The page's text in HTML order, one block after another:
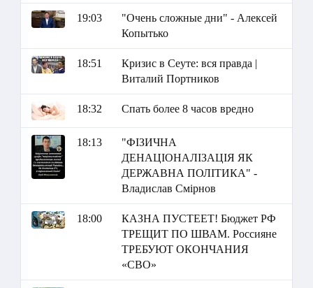
19:03
"Очень сложные дни" - Алексей
Копытько
18:51
Кризис в Сеуте: вся правда |
Виталий Портников
18:32 Спать более 8 часов вредно
18:13
"ФІЗИЧНА
ДЕНАЦІОНАЛІЗАЦІЯ ЯК
ДЕРЖАВНА ПОЛІТИКА" -
Владислав Смірнов
18:00
КАЗНА ПУСТЕЕТ! Бюджет РФ
ТРЕЩИТ ПО ШВАМ. Россияне
ТРЕБУЮТ ОКОНЧАНИЯ
«СВО»